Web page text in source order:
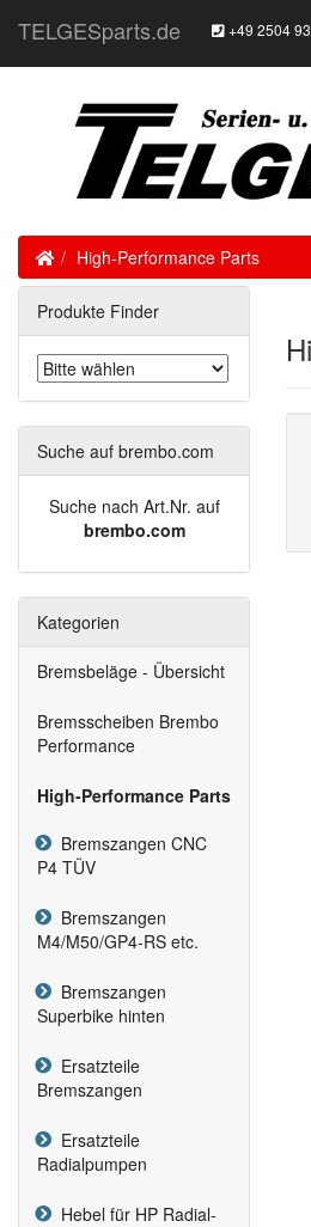
TELGESparts.de +49 2504
HomeHigh-Performance Parts
Produkte Finder
Suche auf brembo.com
Suche nach Art.Nr. auf
brembo.com
Kategorien
Bremsbeläge - Übersicht
Bremsscheiben Brembo
Performance
High-Performance Parts
Bremszangen CNC
P4 TÜV
Bremszangen
M4/M50/GP4-RS etc.
Bremszangen
Superbike hinten
Ersatzteile
Bremszangen
Ersatzteile
Radialpumpen
Hebel für HP Radial-